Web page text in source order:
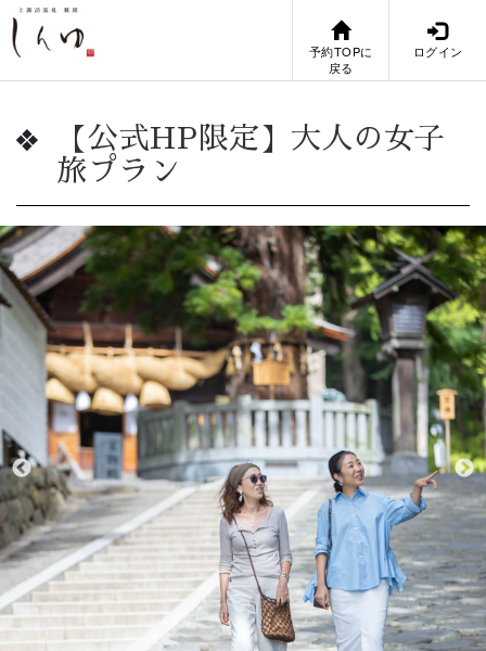
予約TOPに
戻る
ログイン
【公式HP限定】大人の女子
旅プラン